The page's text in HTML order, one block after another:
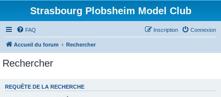
Strasbourg Plobsheim Model Club
FAQ Connexion
Inscription
Accueil du forum Rechercher
Rechercher
REQUÊTE DE LA RECHERCHE